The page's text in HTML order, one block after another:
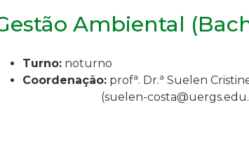
Ambiental
Turno: noturno
Coordenação: profa. Dr.a Suelen
(suelen-